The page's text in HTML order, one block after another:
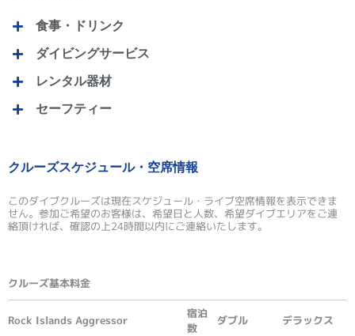
食事・ドリンク
ダイビングサービス
レンタル器材
セーフティー
クルーズスケジュール・空席情報
このダイブクルーズは現在スケジュール・ライブ空席情報を表示できま
せん。参加ご希望のお客様は、希望日と人数、希望ダイブエリアをご連
絡頂ければ、確認の上24時間以内にご連絡いたします。
クルーズ基本料金
Rock Islands Aggressor
宿泊
数
ダブル デラックス